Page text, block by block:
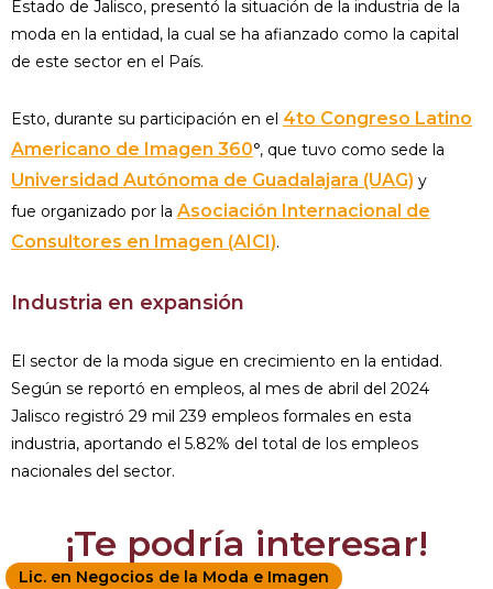
Estado de Jalisco, presentó la situación de la industria de la
moda en la entidad, la cual se ha afianzado como la capital
de este sector en el País.
Esto, durante su participación en el 4to Congreso Latino
Americano de Imagen 360°, que tuvo como sede la
Universidad Autónoma de Guadalajara (UAG) y
fue organizado por la Asociación Internacional de
Consultores en Imagen (AICI).
Industria en expansión
El sector de la moda sigue en crecimiento en la entidad.
Según se reportó en empleos, al mes de abril del 2024
Jalisco registró 29 mil 239 empleos formales en esta
industria, aportando el 5.82% del total de los empleos
nacionales del sector.
¡Te podría interesar!
Lic. en Negocios de la Moda e Imagen